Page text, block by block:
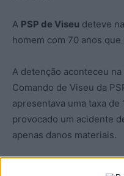
A PSP de Viseu deteve
homem com 70 anos
A detenção aconteceu
Comando de Viseu da
apresentava uma taxa
provocado um acidente
apenas danos materiais.